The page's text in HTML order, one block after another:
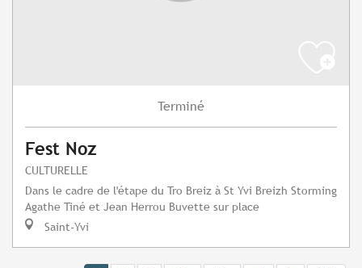
Terminé
Fest Noz
CULTURELLE
Dans le cadre de l'étape du Tro Breiz à St Yvi Breizh Storming
Agathe Tiné et Jean Herrou Buvette sur place
Saint-Yvi